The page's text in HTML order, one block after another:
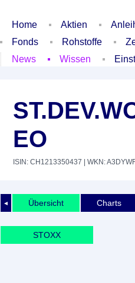
Home Aktien
Fonds
Rohstoffe
News
Wissen
EO
ISIN: CH1213350437 | WKN:
◄ Übersicht Charts
STOXX